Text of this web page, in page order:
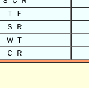
Ｔ Ｆ
Ｓ Ｒ
Ｗ Ｔ
Ｃ Ｒ